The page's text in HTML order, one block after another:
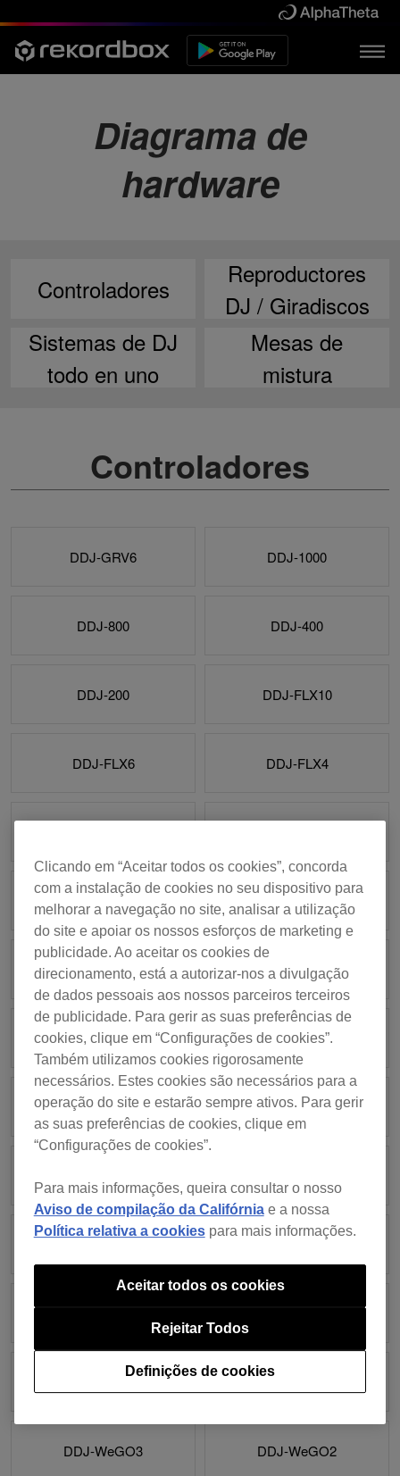
Diagrama de
hardware
Controladores
Reproductores
DJ / Giradiscos
Sistemas de DJ
todo en uno
Mesas de
mistura
Controladores
DDJ-GRV6 DDJ-1000
DDJ-800 DDJ-400
DDJ-200 DDJ-FLX10
DDJ-FLX6 DDJ-FLX4
DDJ-REV5 DDJ-RZX
DDJ-RZ DDJ-RX
DDJ-RR DDJ-RB
DDJ-XP2 DDJ-XP1
DDJ-SX
DDJ-SP1 DDJ-WeGO4
DDJ-WeGO3 DDJ-WeGO2
Clicando em “Aceitar todos os cookies”, concorda
com a instalação de cookies no seu dispositivo para
melhorar a navegação no site, analisar a utilização
do site e apoiar os nossos esforços de marketing e
publicidade. Ao aceitar os cookies de
direcionamento, está a autorizar-nos a divulgação
de dados pessoais aos nossos parceiros terceiros
de publicidade. Para gerir as suas preferências de
cookies, clique em “Configurações de cookies”.
Também utilizamos cookies rigorosamente
necessários. Estes cookies são necessários para a
operação do site e estarão sempre ativos. Para gerir
as suas preferências de cookies, clique em
“Configurações de cookies”.
Para mais informações, queira consultar o nosso
Aviso de compilação da Califórniae a nossa
Política relativa a cookiespara mais informações.
Definições de cookies
Rejeitar Todos
Aceitar todos os cookies